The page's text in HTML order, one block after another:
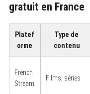
gratuit en France
Platef
orme
Type de
contenu
French
Stream
Films, séries